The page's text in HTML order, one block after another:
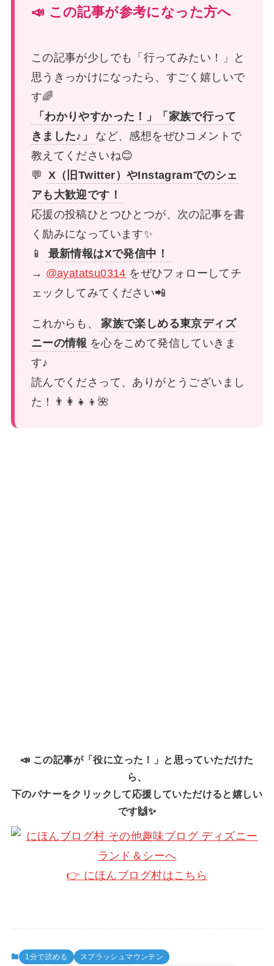
📣 この記事が参考になった方へ
この記事が少しでも「行ってみたい！」と
思うきっかけになったら、すごく嬉しいで
す🌈
「わかりやすかった！」「家族で行って
きました♪」
など、感想をぜひコメントで
教えてくださいね😊
💬 X（旧Twitter）やInstagramでのシェ
アも大歓迎です！
応援の投稿ひとつひとつが、次の記事を書
く励みになっています✨
📱
最新情報はXで発信中！
→ @ayatatsu0314 をぜひフォローしてチ
ェックしてみてください📲
これからも、
家族で楽しめる東京ディズ
ニーの情報 を心をこめて発信していきま
す♪
読んでくださって、ありがとうございまし
た！👨‍👩‍👧‍👦🌺
📣 この記事が「役に立った！」と思っていただけた
ら、
下のバナーをクリックして応援していただけると嬉しい
です🙌✨
👉 にほんブログ村はこちら
1分で読める
スプラッシュマウンテン